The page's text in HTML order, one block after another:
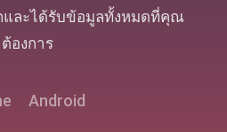
ละได้รับข้อมูลทั้งหมดที่คุณ
ต้องการ
Android